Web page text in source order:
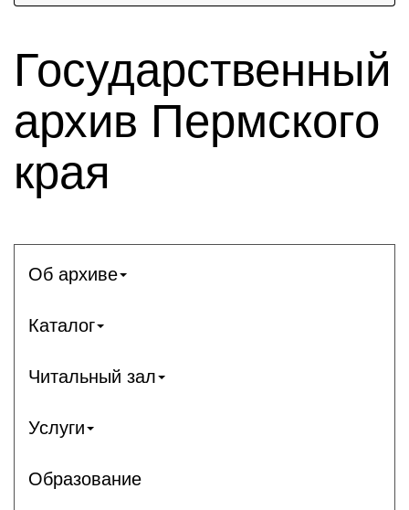
Государственный
архив Пермского
края
Об архиве
Каталог
Читальный зал
Услуги
Образование